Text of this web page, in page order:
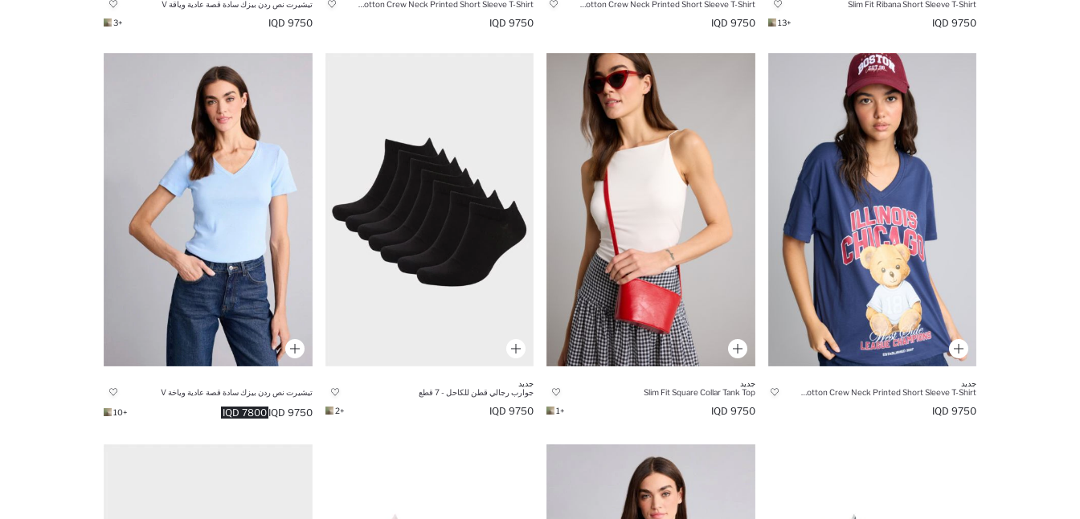
Slim Fit Ribana Short Sleeve T-Shirt
9750 IQD
+13
9750 IQD
9750 IQD
تيشيرت نص ردن بيزك سادة قصة عادية وياقة V
9750 IQD
+3
جديد
9750 IQD
جديد
Slim Fit Square Collar Tank Top
9750 IQD
+1
جديد
جوارب رجالي قطن للكاحل - 7 قطع
9750 IQD
+2
تيشيرت نص ردن بيزك سادة قصة عادية وياخة V
7800 IQD 9750 IQD
+10